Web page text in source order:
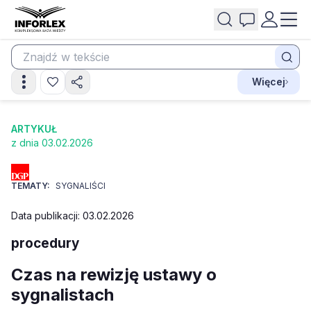
Więcej
ARTYKUŁ
z dnia 03.02.2026
TEMATY: SYGNALIŚCI
Data publikacji: 03.02.2026
procedury
Czas na rewizję ustawy o
sygnalistach